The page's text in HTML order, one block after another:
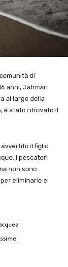
di
anni, Jahmari
al largo della
è stato ritrovato il
il figlio
I pescatori
non sono
eliminarlo e